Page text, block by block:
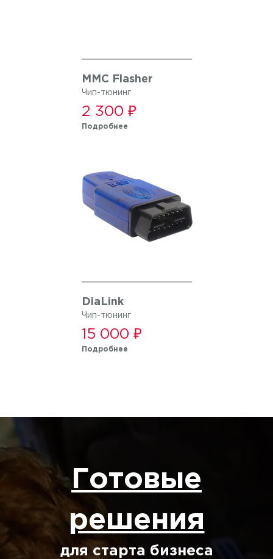
MMC Flasher
Чип-тюнинг
2 300 ₽
Подробнее
DiaLink
Чип-тюнинг
15 000 ₽
Подробнее
Готовые
решения
для старта бизнеса